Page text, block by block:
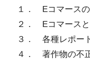
１． Eコマース
２． Eコマース
３． 各種レポー
４． 著作物の不